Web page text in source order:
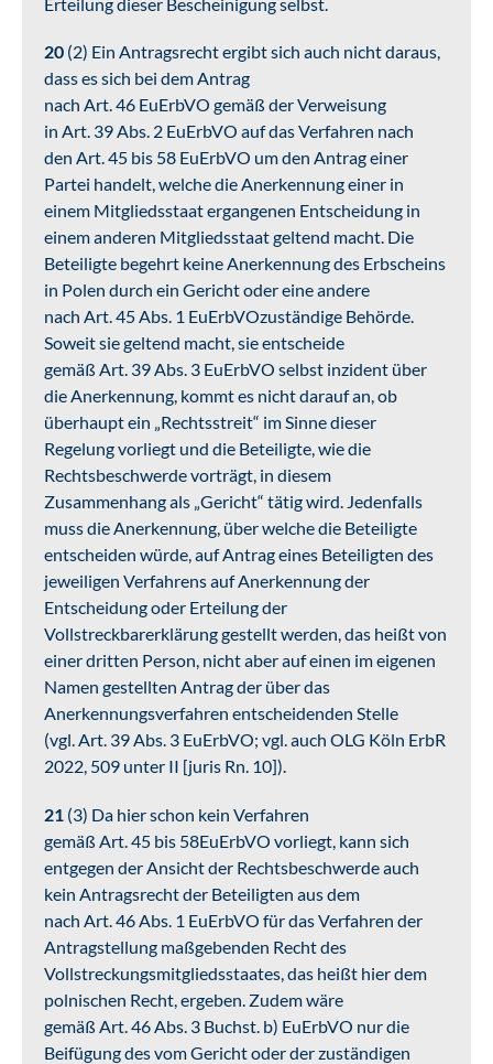
20 (2) Ein Antragsrecht ergibt sich auch nicht daraus,
dass es sich bei dem Antrag
nach Art. 46 EuErbVO gemäß der Verweisung
in Art. 39 Abs. 2 EuErbVO auf das Verfahren nach
den Art. 45 bis 58 EuErbVO um den Antrag einer
Partei handelt, welche die Anerkennung einer in
einem Mitgliedsstaat ergangenen Entscheidung in
einem anderen Mitgliedsstaat geltend macht. Die
Beteiligte begehrt keine Anerkennung des Erbscheins
in Polen durch ein Gericht oder eine andere
nach Art. 45 Abs. 1 EuErbVOzuständige Behörde.
Soweit sie geltend macht, sie entscheide
gemäß Art. 39 Abs. 3 EuErbVO selbst inzident über
die Anerkennung, kommt es nicht darauf an, ob
überhaupt ein „Rechtsstreit“ im Sinne dieser
Regelung vorliegt und die Beteiligte, wie die
Rechtsbeschwerde vorträgt, in diesem
Zusammenhang als „Gericht“ tätig wird. Jedenfalls
muss die Anerkennung, über welche die Beteiligte
entscheiden würde, auf Antrag eines Beteiligten des
jeweiligen Verfahrens auf Anerkennung der
Entscheidung oder Erteilung der
Vollstreckbarerklärung gestellt werden, das heißt von
einer dritten Person, nicht aber auf einen im eigenen
Namen gestellten Antrag der über das
Anerkennungsverfahren entscheidenden Stelle
(vgl. Art. 39 Abs. 3 EuErbVO; vgl. auch OLG Köln ErbR
2022, 509 unter II [juris Rn. 10]).
21 (3) Da hier schon kein Verfahren
gemäß Art. 45 bis 58EuErbVO vorliegt, kann sich
entgegen der Ansicht der Rechtsbeschwerde auch
kein Antragsrecht der Beteiligten aus dem
nach Art. 46 Abs. 1 EuErbVO für das Verfahren der
Antragstellung maßgebenden Recht des
Vollstreckungsmitgliedsstaates, das heißt hier dem
polnischen Recht, ergeben. Zudem wäre
gemäß Art. 46 Abs. 3 Buchst. b) EuErbVO nur die
Beifügung des vom Gericht oder der zuständigen